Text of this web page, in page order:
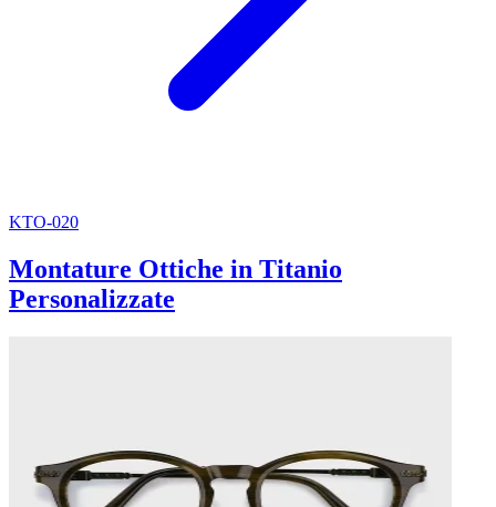
KTO-020
Montature Ottiche in Titanio
Personalizzate